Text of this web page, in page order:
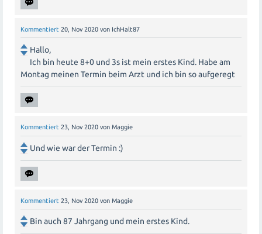
unterstütze andere Mamis in ihrer Reise zur
Kommentiert 20, Nov 2020 von IchHalt87
Hallo,
Ich bin heute 8+0 und 3s ist mein erstes Kind. Habe am
Montag meinen Termin beim Arzt und ich bin so aufgeregt
Kommentiert 23, Nov 2020 von Maggie
Und wie war der Termin :)
Kommentiert 23, Nov 2020 von Maggie
Bin auch 87 Jahrgang und mein erstes Kind.